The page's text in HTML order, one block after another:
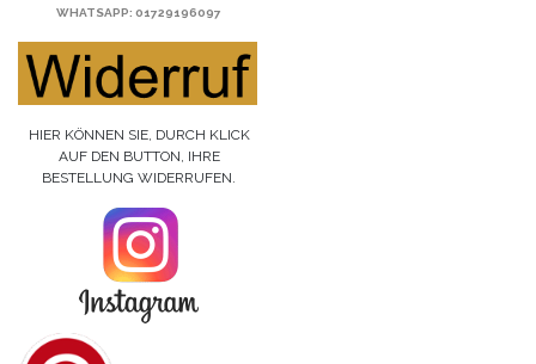
WHATSAPP: 01729196097
HIER KÖNNEN SIE, DURCH KLICK
AUF DEN BUTTON, IHRE
BESTELLUNG WIDERRUFEN.